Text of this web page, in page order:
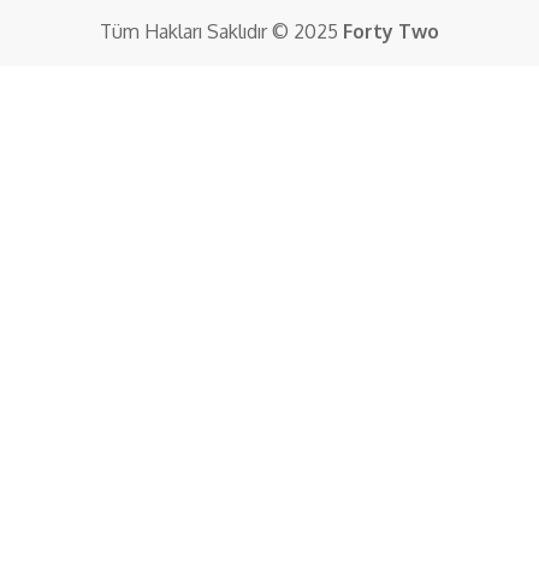
Tüm Hakları Saklıdır © 2025 Forty Two